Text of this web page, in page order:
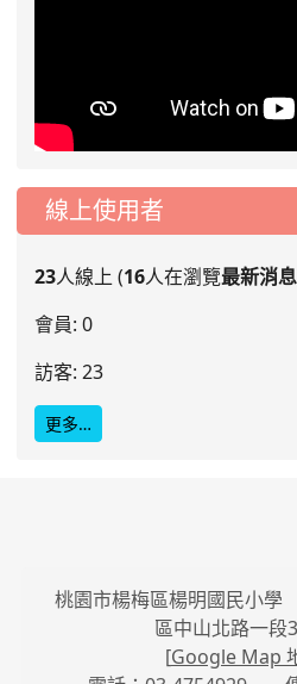
線上使用者
23人線上 (16人在瀏覽最新消息
會員: 0
訪客: 23
更多…
桃園市楊梅區楊明國民小
區中山北路一段
[Google Map